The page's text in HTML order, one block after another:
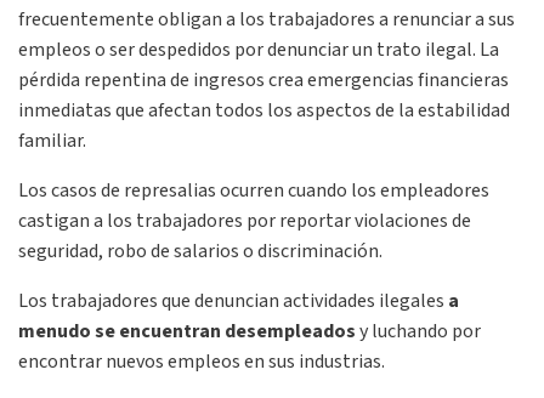
frecuentemente obligan a los trabajadores a renunciar a sus
empleos o ser despedidos por denunciar un trato ilegal. La
pérdida repentina de ingresos crea emergencias financieras
inmediatas que afectan todos los aspectos de la estabilidad
familiar.
Los casos de represalias ocurren cuando los empleadores
castigan a los trabajadores por reportar violaciones de
seguridad, robo de salarios o discriminación.
Los trabajadores que denuncian actividades ilegales a
menudo se encuentran desempleadosy luchando por
encontrar nuevos empleos en sus industrias.